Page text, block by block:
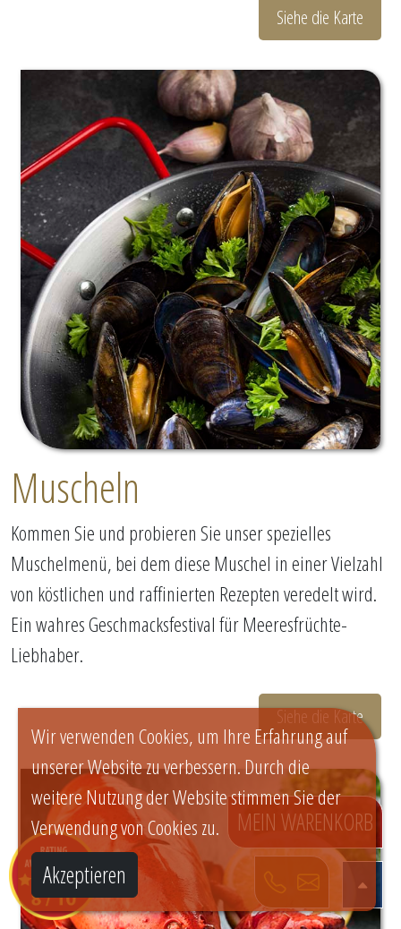
Siehe die Karte
Muscheln
Kommen Sie und probieren Sie unser spezielles
Muschelmenü, bei dem diese Muschel in einer Vielzahl
von köstlichen und raffinierten Rezepten veredelt wird.
Ein wahres Geschmacksfestival für Meeresfrüchte-
Liebhaber.
Siehe die Karte
MEIN WARENKORB
Wir verwenden Cookies, um Ihre Erfahrung auf
unserer Website zu verbessern. Durch die
weitere Nutzung der Website stimmen Sie der
Verwendung von Cookies zu.
Akzeptieren